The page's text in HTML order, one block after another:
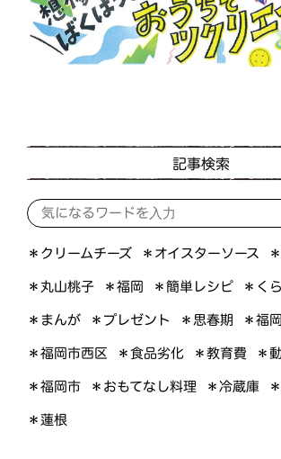
記事検索
＊クリームチーズ ＊オイスターソース
＊丸山桃子 ＊福岡 ＊簡単レシピ ＊く
＊まんが ＊プレゼント ＊思春期 ＊福
＊福岡市西区 ＊食品劣化 ＊教育費 ＊
＊福岡市 ＊おもてなし料理 ＊冷蔵庫
＊蓮根